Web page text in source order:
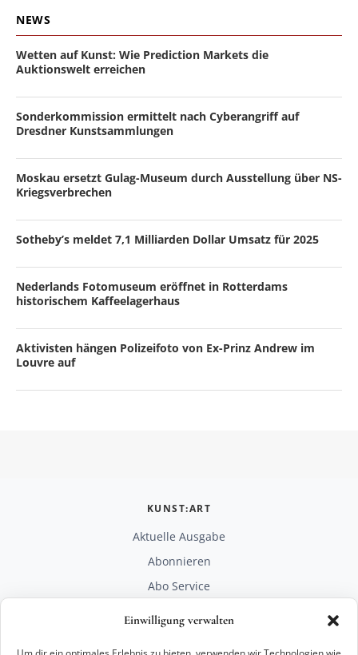
Einwilligung verwalten
NEWS
Wetten auf Kunst: Wie Prediction Markets die
Auktionswelt erreichen
Sonderkommission ermittelt nach Cyberangriff auf
Dresdner Kunstsammlungen
Moskau ersetzt Gulag-Museum durch Ausstellung über NS-
Kriegsverbrechen
Sotheby’s meldet 7,1 Milliarden Dollar Umsatz für 2025
Nederlands Fotomuseum eröffnet in Rotterdams
historischem Kaffeelagerhaus
Aktivisten hängen Polizeifoto von Ex-Prinz Andrew im
Louvre auf
KUNST:ART
Aktuelle Ausgabe
Abonnieren
Abo Service